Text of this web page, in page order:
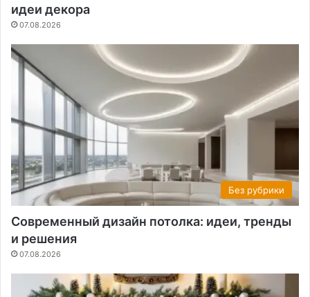
идеи декора
07.08.2026
Без рубрики
Современный дизайн потолка: идеи, тренды
и решения
07.08.2026